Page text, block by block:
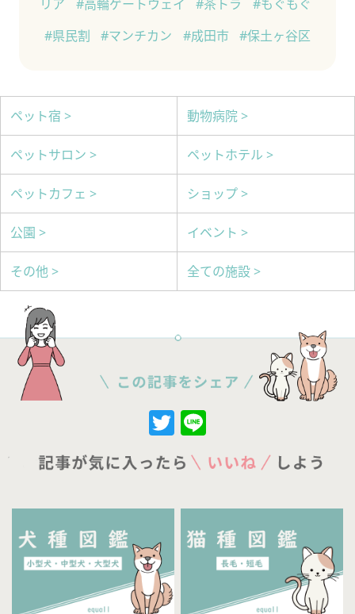
リア
#高輪ゲートウェイ #茶トラ
#もぐもぐ
#県民割
#マンチカン #成田市 #保土ヶ谷区
ペット宿 > 動物病院 >
ペットサロン > ペットホテル >
ペットカフェ > ショップ >
公園 > イベント >
その他 > 全ての施設 >
Twitter